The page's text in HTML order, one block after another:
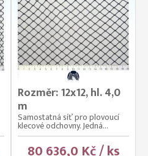
Rozměr: 12x12, hl. 4,0
m
Samostatná síť pro plovoucí
klecové odchovny. Jedná...
80 636,0 Kč / ks